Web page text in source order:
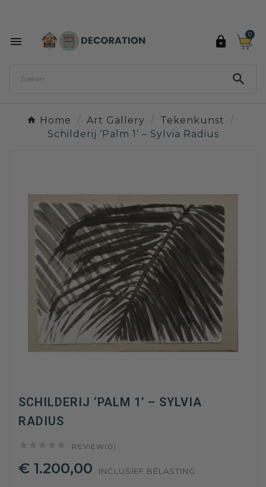
 
0

Home Art Gallery
Tekenkunst
Schilderij ‘Palm 1’ – Sylvia Radius
SCHILDERIJ ‘PALM 1’ – SYLVIA
RADIUS
REVIEW(0)
€ 1.200,00 INCLUSIEF BELASTING